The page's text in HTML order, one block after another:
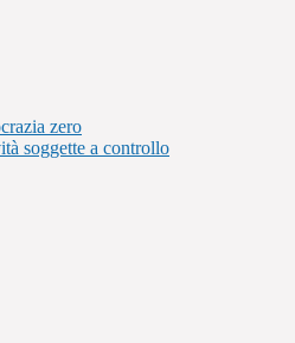
zero
soggette a controllo